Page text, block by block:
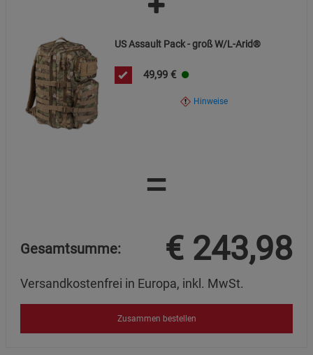
US Assault Pack - groß W/L-Arid®
49,99 €
Hinweise
=
Gesamtsumme: € 243,98
Versandkostenfrei in Europa, inkl. MwSt.
Zusammen bestellen
Statistik Cookies (2)
Marketing Cookies (3)
Beschreibung Marketing Cookies